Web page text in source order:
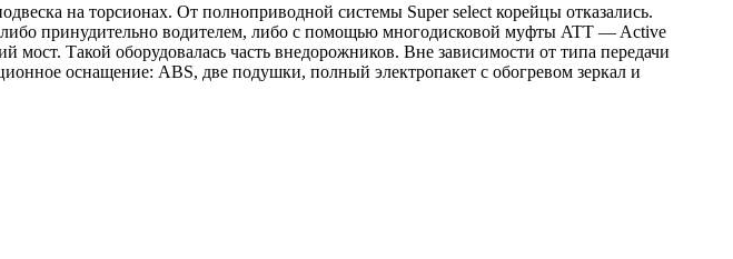
на торсионах. От полноприводной системы Super select корейцы отказались.
принудительно водителем, либо с помощью многодисковой муфты ATT — Active
Такой оборудовалась часть внедорожников. Вне зависимости от типа передачи
оснащение: ABS, две подушки, полный электропакет с обогревом зеркал и